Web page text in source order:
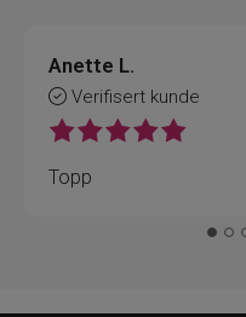
Anette L.
Verifisert kunde
Topp